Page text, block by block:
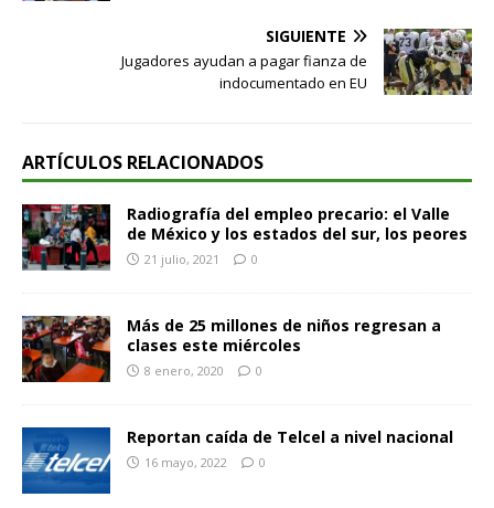
SIGUIENTE
Jugadores ayudan a pagar fianza de
indocumentado en EU
ARTÍCULOS RELACIONADOS
Radiografía del empleo precario: el Valle
de México y los estados del sur, los peores
21 julio, 2021 0
Más de 25 millones de niños regresan a
clases este miércoles
8 enero, 2020 0
Reportan caída de Telcel a nivel nacional
16 mayo, 2022 0